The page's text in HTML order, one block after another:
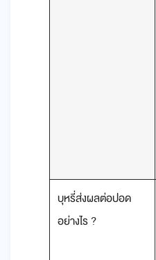
บุหรี่ส่งผลต่อปอด
อย่างไร ?